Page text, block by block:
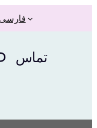
فارسی
تماس